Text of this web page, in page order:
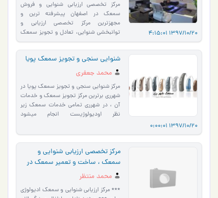
1397/10/20 4:15:01
مرکز تخصصی ارزیابی شنوایی و فروش
سمعک در اصفهان پیشرفته ترین و
مجهزترین مرکز تخصصی ارزیابی و
توانبخشی شنوایی، تعادل و تجویز سمعک
در اصفهان سنجش شنوایی نوزادان ،کود…
1397/10/20 0:00:01
شنوایی سنجی و تجویز سمعک پویا
محمد جعفری
مرکز شنوایی سنجی و تجویز سمعک پویا در
شهرری برترین مرکز تجویز سمعک و خدمات
آن ، در شهرری تمامی خدمات سمعک زیر
نظر اودیولوژیست انجام میشود
مرکز تخصصی ارزیابی شنوایی و
سمعک ، ساخت و تعمیر سمعک در
ساری و مازندران
محمد منتظر
*** مرکز ارزیابی شنوایی و سمعک ادیولوژی